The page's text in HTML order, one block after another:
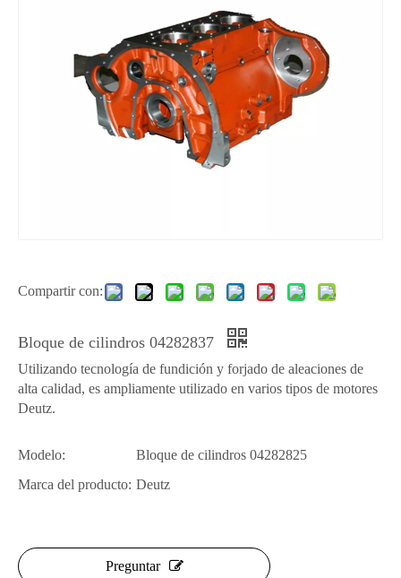
Compartir con:
Bloque de cilindros 04282837
Utilizando tecnología de fundición y forjado de aleaciones de
alta calidad, es ampliamente utilizado en varios tipos de motores
Deutz.
Modelo:
Bloque de cilindros 04282825
Marca del producto: Deutz
Preguntar